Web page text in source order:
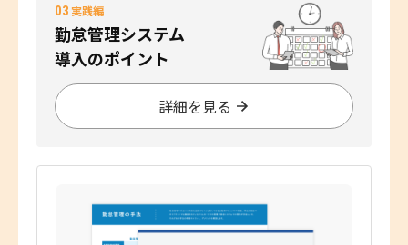
03実践編
勤怠管理システム
導入のポイント
詳細を見る